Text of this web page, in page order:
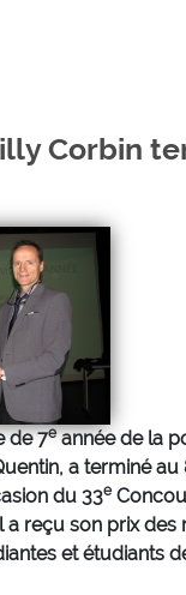
Corbin
de 7eannée de la
a terminé au
du 33e
a reçu son prix
et étudiants